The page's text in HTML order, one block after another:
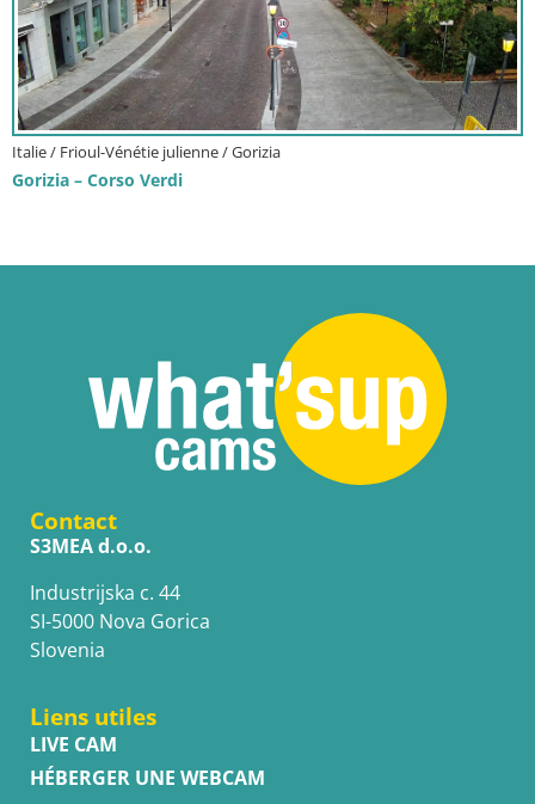
Italie / Frioul-Vénétie julienne / Gorizia
Gorizia – Corso Verdi
Contact
S3MEA d.o.o.
Industrijska c. 44
SI-5000 Nova Gorica
Slovenia
Liens utiles
LIVE CAM
HÉBERGER UNE WEBCAM